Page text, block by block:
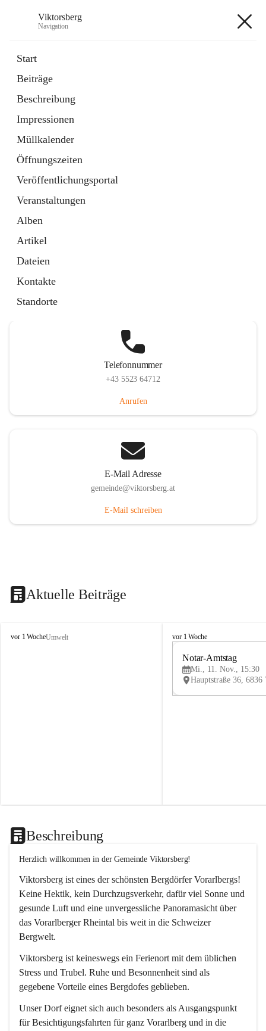
Viktorsberg
Navigation
Start
Beiträge
Beschreibung
Impressionen
Müllkalender
Öffnungszeiten
Veröffentlichungsportal
Veranstaltungen
Alben
Artikel
Dateien
Kontakte
Standorte
1 Schnellzugriff
Bürgerservice
10 Schnellzugriffe
Telefonnummer
+43 5523 64712
Anrufen
E-Mail Adresse
gemeinde@viktorsberg.at
E-Mail schreiben
Aktuelle Beiträge
V
vor 1 WocheUmwelt
V
vor 1 Woche
Notar-Amtstag
Mi., 11. Nov., 15:30
Beschreibung
Herzlich willkommen in der Gemeinde Viktorsberg!
Viktorsberg ist eines der schönsten Bergdörfer Vorarlbergs!
Keine Hektik, kein Durchzugsverkehr, dafür viel Sonne und
gesunde Luft und eine unvergessliche Panoramasicht über
das Vorarlberger Rheintal bis weit in die Schweizer
Bergwelt.
Viktorsberg ist keineswegs ein Ferienort mit dem üblichen
Stress und Trubel. Ruhe und Besonnenheit sind als
gegebene Vorteile eines Bergdofes geblieben.
Unser Dorf eignet sich auch besonders als Ausgangspunkt
für Besichtigungsfahrten für ganz Vorarlberg und in die